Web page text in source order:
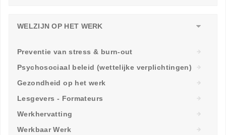
WELZIJN OP HET WERK
Preventie van stress & burn-out
Psychosociaal beleid (wettelijke verplichtingen)
Gezondheid op het werk
Lesgevers - Formateurs
Werkhervatting
Werkbaar Werk